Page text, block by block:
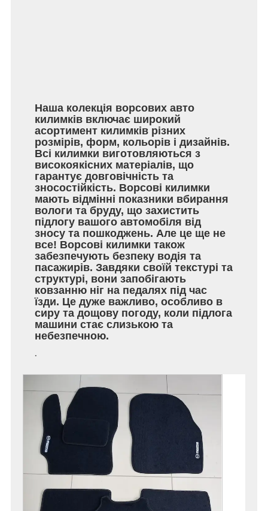
Наша колекція ворсових авто
килимків включає широкий
асортимент килимків різних
розмірів, форм, кольорів і дизайнів.
Всі килимки виготовляються з
високоякісних матеріалів, що
гарантує довговічність та
зносостійкість. Ворсові килимки
мають відмінні показники вбирання
вологи та бруду, що захистить
підлогу вашого автомобіля від
зносу та пошкоджень. Але це ще не
все! Ворсові килимки також
забезпечують безпеку водія та
пасажирів. Завдяки своїй текстурі та
структурі, вони запобігають
ковзанню ніг на педалях під час
їзди. Це дуже важливо, особливо в
сиру та дощову погоду, коли підлога
машини стає слизькою та
небезпечною.
.